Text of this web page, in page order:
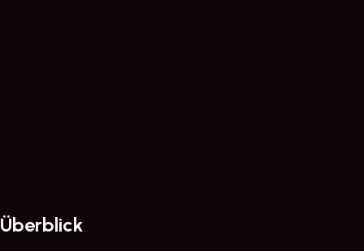
Überblick